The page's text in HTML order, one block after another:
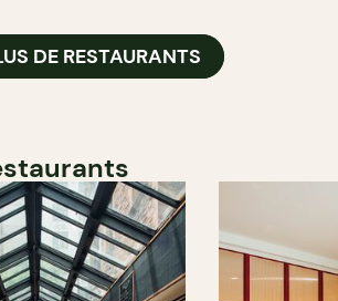
DE RESTAURANTS